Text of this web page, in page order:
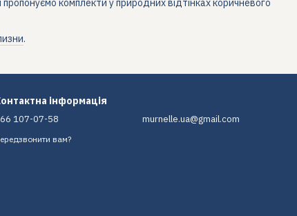
пропонуємо комплекти у природних відтінках коричневого
.
інформація
107-07-58
вам?
murnelle.ua@gmail.com